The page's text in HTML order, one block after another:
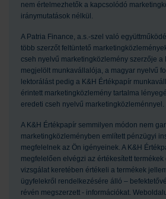
nem értelmezhetők a kapcsolódó
iránymutatások nélkül.
A Patria Finance, a.s.-szel való
több szerzőt feltüntető
cseh nyelvű marketingközlemény szerzője a
megjelölt munkavállalója, a magyar nyelvű
lektorálást pedig a K&H Értékpapír
érintett marketingközlemény tartalma
eredeti cseh nyelvű marketingközleménnyel.
A K&H Értékpapír semmilyen módon nem
marketingközleményben említett pénzügyi
megfelelnek az Ön igényeinek. A K&H
megfelelően elvégzi az értékesített termékek
vizsgálat keretében értékeli a termékek
ügyfelekről rendelkezésére álló –
révén megszerzett - információkat.